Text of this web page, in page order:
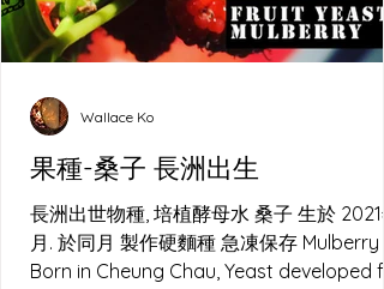
果種-桑子 長洲出生
長洲出世物種, 培植酵母水 桑子 生於 2021
月. 於同月 製作硬麵種 急凍保存 Mulberry
Born in Cheung Chau, Yeast developed
Wallace Ko